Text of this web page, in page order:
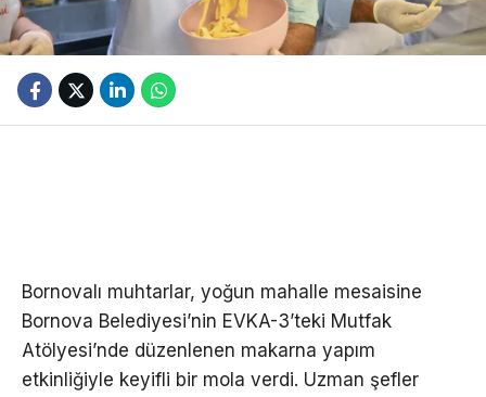
Bornovalı muhtarlar, yoğun mahalle mesaisine
Bornova Belediyesi’nin EVKA-3’teki Mutfak
Atölyesi’nde düzenlenen makarna yapım
etkinliğiyle keyifli bir mola verdi. Uzman şefler